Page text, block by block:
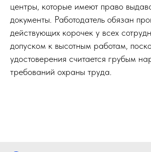
центры, которые имеют право
документы. Работодатель обязан
действующих корочек у всех
допуском к высотным работам,
удостоверения считается грубым
требований охраны труда.